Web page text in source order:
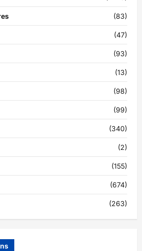
(83)
(47)
(93)
(13)
(98)
(99)
(340)
(2)
(155)
(674)
(263)